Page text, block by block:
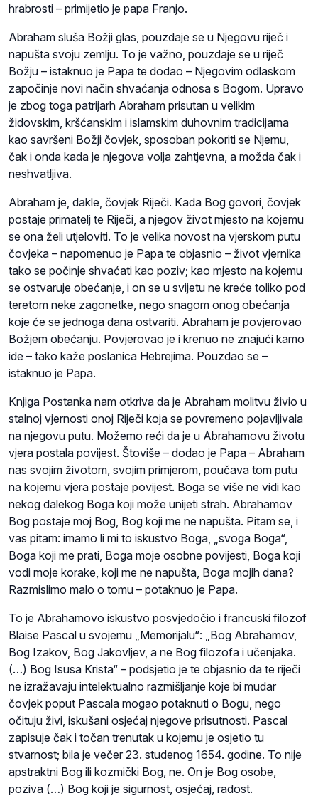
hrabrosti – primijetio je papa Franjo.
Abraham sluša Božji glas, pouzdaje se u Njegovu riječ i
napušta svoju zemlju. To je važno, pouzdaje se u riječ
Božju – istaknuo je Papa te dodao – Njegovim odlaskom
započinje novi način shvaćanja odnosa s Bogom. Upravo
je zbog toga patrijarh Abraham prisutan u velikim
židovskim, kršćanskim i islamskim duhovnim tradicijama
kao savršeni Božji čovjek, sposoban pokoriti se Njemu,
čak i onda kada je njegova volja zahtjevna, a možda čak i
neshvatljiva.
Abraham je, dakle, čovjek Riječi. Kada Bog govori, čovjek
postaje primatelj te Riječi, a njegov život mjesto na kojemu
se ona želi utjeloviti. To je velika novost na vjerskom putu
čovjeka – napomenuo je Papa te objasnio – život vjernika
tako se počinje shvaćati kao poziv; kao mjesto na kojemu
se ostvaruje obećanje, i on se u svijetu ne kreće toliko pod
teretom neke zagonetke, nego snagom onog obećanja
koje će se jednoga dana ostvariti. Abraham je povjerovao
Božjem obećanju. Povjerovao je i krenuo ne znajući kamo
ide – tako kaže poslanica Hebrejima. Pouzdao se –
istaknuo je Papa.
Knjiga Postanka nam otkriva da je Abraham molitvu živio u
stalnoj vjernosti onoj Riječi koja se povremeno pojavljivala
na njegovu putu. Možemo reći da je u Abrahamovu životu
vjera postala povijest. Štoviše – dodao je Papa – Abraham
nas svojim životom, svojim primjerom, poučava tom putu
na kojemu vjera postaje povijest. Boga se više ne vidi kao
nekog dalekog Boga koji može unijeti strah. Abrahamov
Bog postaje moj Bog, Bog koji me ne napušta. Pitam se, i
vas pitam: imamo li mi to iskustvo Boga, „svoga Boga“,
Boga koji me prati, Boga moje osobne povijesti, Boga koji
vodi moje korake, koji me ne napušta, Boga mojih dana?
Razmislimo malo o tomu – potaknuo je Papa.
To je Abrahamovo iskustvo posvjedočio i francuski filozof
Blaise Pascal u svojemu „Memorijalu“: „Bog Abrahamov,
Bog Izakov, Bog Jakovljev, a ne Bog filozofa i učenjaka.
(…) Bog Isusa Krista“ – podsjetio je te objasnio da te riječi
ne izražavaju intelektualno razmišljanje koje bi mudar
čovjek poput Pascala mogao potaknuti o Bogu, nego
očituju živi, iskušani osjećaj njegove prisutnosti. Pascal
zapisuje čak i točan trenutak u kojemu je osjetio tu
stvarnost; bila je večer 23. studenog 1654. godine. To nije
apstraktni Bog ili kozmički Bog, ne. On je Bog osobe,
poziva (…) Bog koji je sigurnost, osjećaj, radost.